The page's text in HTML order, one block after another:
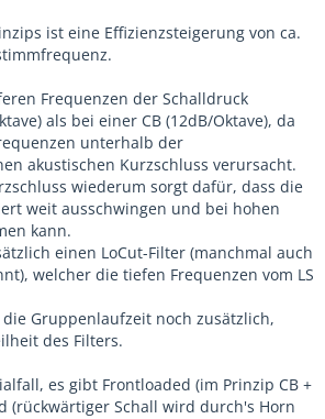
ist eine Effizienzsteigerung von ca.
Frequenzen der Schalldruck
als bei einer CB (12dB/Oktave), da
unterhalb der
akustischen Kurzschluss verursacht.
wiederum sorgt dafür, dass die
weit ausschwingen und bei hohen
kann.
einen LoCut-Filter (manchmal auch
welcher die tiefen Frequenzen vom LS
Gruppenlaufzeit noch zusätzlich,
des Filters.
es gibt Frontloaded (im Prinzip CB +
(rückwärtiger Schall wird durch's Horn